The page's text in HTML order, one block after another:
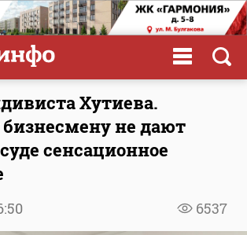
Хутиева.
не дают
сенсационное
6537